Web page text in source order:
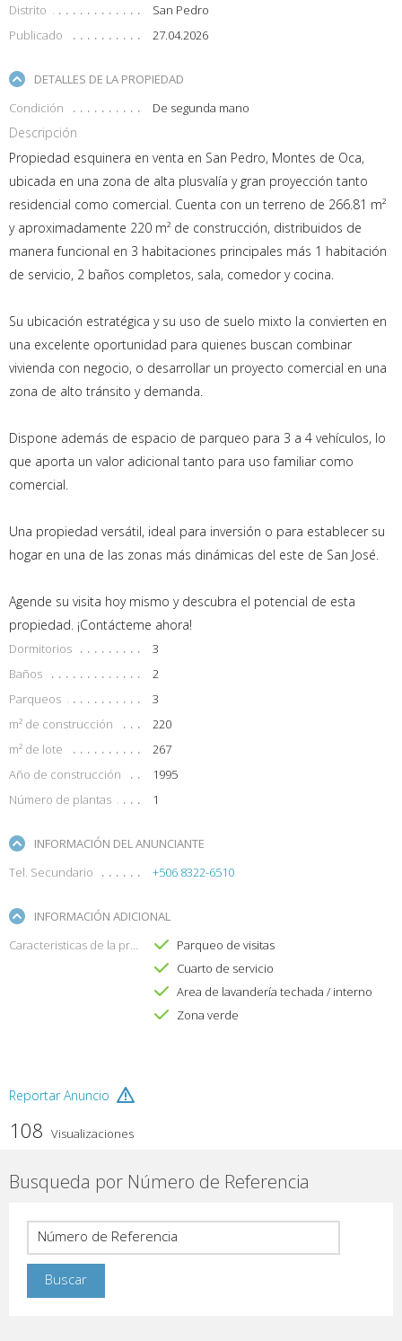
Distrito
San Pedro
Publicado
27.04.2026
DETALLES DE LA PROPIEDAD
Condición
De segunda mano
Descripción
Propiedad esquinera en venta en San Pedro, Montes de Oca,
ubicada en una zona de alta plusvalía y gran proyección tanto
residencial como comercial. Cuenta con un terreno de 266.81 m²
y aproximadamente 220 m² de construcción, distribuidos de
manera funcional en 3 habitaciones principales más 1 habitación
de servicio, 2 baños completos, sala, comedor y cocina.
Su ubicación estratégica y su uso de suelo mixto la convierten en
una excelente oportunidad para quienes buscan combinar
vivienda con negocio, o desarrollar un proyecto comercial en una
zona de alto tránsito y demanda.
Dispone además de espacio de parqueo para 3 a 4 vehículos, lo
que aporta un valor adicional tanto para uso familiar como
comercial.
Una propiedad versátil, ideal para inversión o para establecer su
hogar en una de las zonas más dinámicas del este de San José.
Agende su visita hoy mismo y descubra el potencial de esta
propiedad. ¡Contácteme ahora!
Dormitorios
3
Baños
2
Parqueos
3
m² de construcción
220
m² de lote
267
Año de construcción
1995
Número de plantas
1
INFORMACIÓN DEL ANUNCIANTE
Tel. Secundario
+506 8322-6510
INFORMACIÓN ADICIONAL
Caracteristicas de la propiedad
Parqueo de visitas
Cuarto de servicio
Area de lavandería techada / interno
Zona verde
Reportar Anuncio
108 Visualizaciones
Busqueda por Número de Referencia